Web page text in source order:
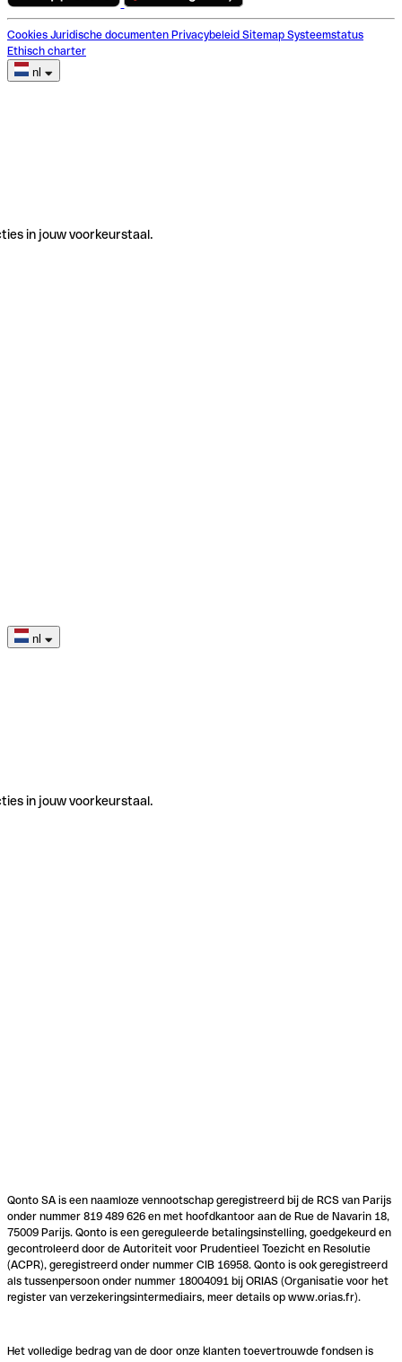
Cookies Juridische documenten Privacybeleid Sitemap Systeemstatus
Ethisch charter
nl
in jouw voorkeurstaal.
nl
in jouw voorkeurstaal.
Qonto SA is een naamloze vennootschap geregistreerd bij de RCS van Parijs
onder nummer 819 489 626 en met hoofdkantoor aan de Rue de Navarin 18,
75009 Parijs. Qonto is een gereguleerde betalingsinstelling, goedgekeurd en
gecontroleerd door de Autoriteit voor Prudentieel Toezicht en Resolutie
(ACPR), geregistreerd onder nummer CIB 16958. Qonto is ook geregistreerd
als tussenpersoon onder nummer 18004091 bij ORIAS (Organisatie voor het
register van verzekeringsintermediairs, meer details op www.orias.fr).
Het volledige bedrag van de door onze klanten toevertrouwde fondsen is